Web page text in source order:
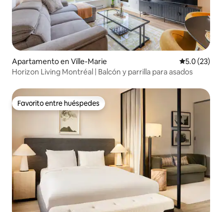
Apartamento en Ville-Marie Calificación
5.0 (23)
Horizon Living Montréal | Balcón y parrilla para asados
Favorito entre huéspedes
Favorito entre huéspedes